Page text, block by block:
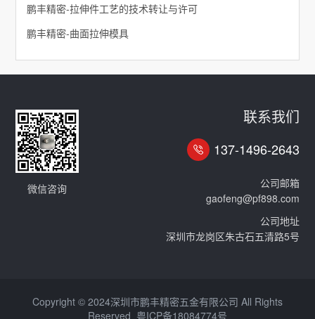
鹏丰精密-拉伸件工艺的技术转让与许可
鹏丰精密-曲面拉伸模具
微信咨询
联系我们
137-1496-2643
公司邮箱
gaofeng@pf898.com
公司地址
深圳市龙岗区朱古石五清路5号
Copyright © 2024深圳市鹏丰精密五金有限公司 All Rights
Reserved 粤ICP备18084774号